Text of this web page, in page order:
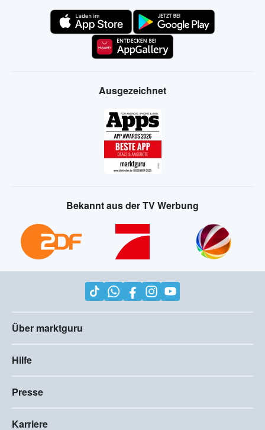
Ausgezeichnet
Bekannt aus der TV Werbung
Über marktguru
Hilfe
Presse
Karriere